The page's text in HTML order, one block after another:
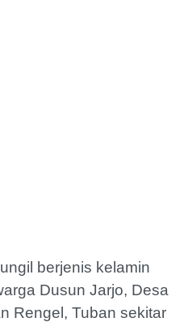
berjenis kelamin
Dusun Jarjo, Desa
Rengel, Tuban sekitar